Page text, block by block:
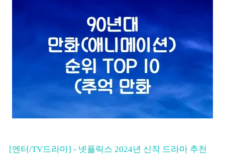
[엔터/TV드라마] - 넷플릭스 2024년 신작 드라마 추천